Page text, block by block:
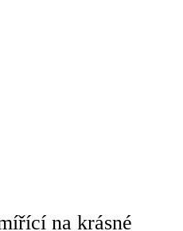
na krásné